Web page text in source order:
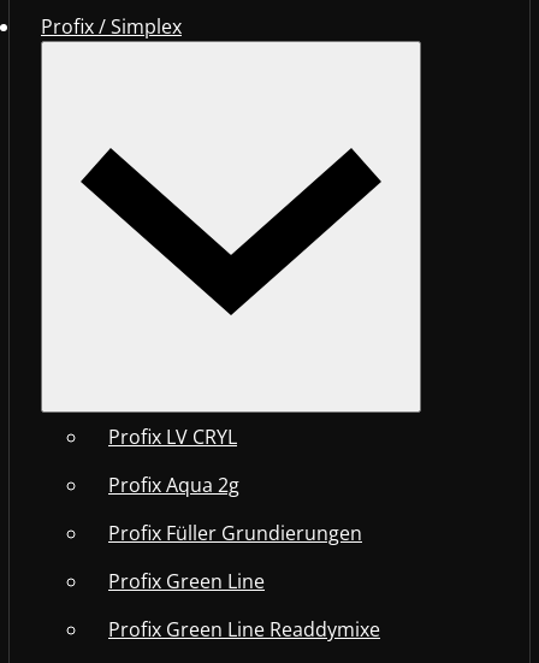
Profix / Simplex
Profix LV CRYL
Profix Aqua 2g
Profix Füller Grundierungen
Profix Green Line
Profix Green Line Readdymixe